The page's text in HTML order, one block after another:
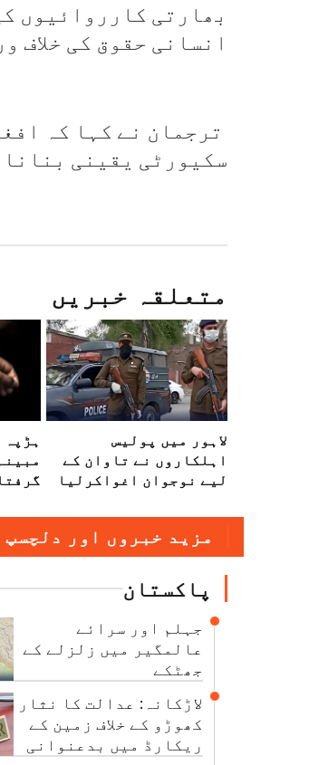
بھارتی کارروائیوں
انسانی حقوق کی خلاف
ترجمان نے کہا کہ
سکیورٹی یقینی
متعلقہ خبریں
لاہور میں پولیس
اہلکاروں نے تاوان کے
لیے نوجوان اغواکرلیا
مزید خبروں اور
پاکستان
جہلم اور سرائے
عالمگیر میں زلزلے کے
جھٹکے
لاڑکانہ: عدالت کا نثار
کھوڑو کے خلاف زمین کے
ریکارڈ میں بدعنوانی